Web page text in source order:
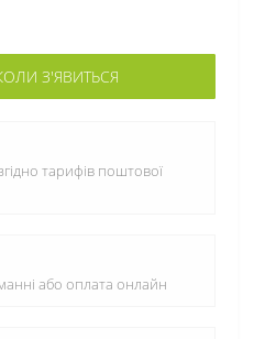
З'ЯВИТЬСЯ
тарифів поштової
або оплата онлайн